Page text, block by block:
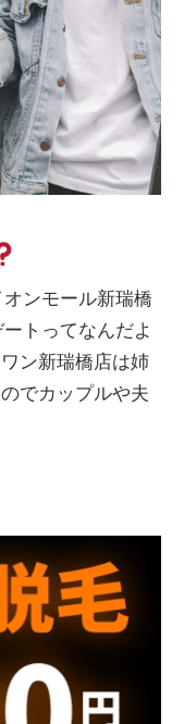
ンモール新瑞橋
トってなんだよ
ン新瑞橋店は姉
でカップルや夫